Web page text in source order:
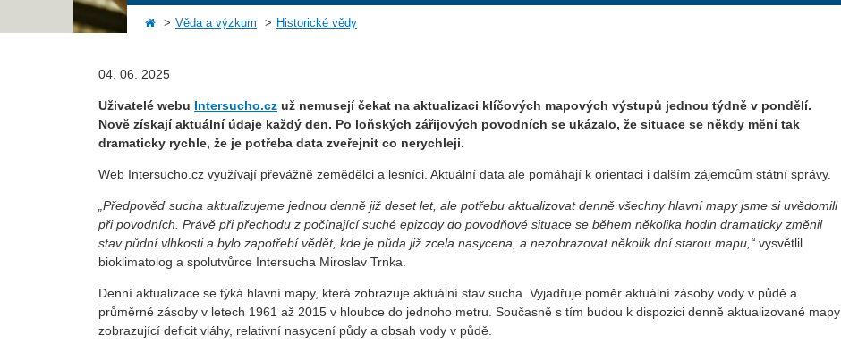
Věda a výzkum Historické vědy
04. 06. 2025
Uživatelé webu Intersucho.cz už nemusejí čekat na aktualizaci klíčových mapových výstupů jednou týdně v pondělí.
Nově získají aktuální údaje každý den. Po loňských zářijových povodních se ukázalo, že situace se někdy mění tak
dramaticky rychle, že je potřeba data zveřejnit co nerychleji.
Web Intersucho.cz využívají převážně zemědělci a lesníci. Aktuální data ale pomáhají k orientaci i dalším zájemcům státní správy.
„Předpověď sucha aktualizujeme jednou denně již deset let, ale potřebu aktualizovat denně všechny hlavní mapy jsme si uvědomili
při povodních. Právě při přechodu z počínající suché epizody do povodňové situace se během několika hodin dramaticky změnil
stav půdní vlhkosti a bylo zapotřebí vědět, kde je půda již zcela nasycena, a nezobrazovat několik dní starou mapu,“ vysvětlil
bioklimatolog a spolutvůrce Intersucha Miroslav Trnka.
Denní aktualizace se týká hlavní mapy, která zobrazuje aktuální stav sucha. Vyjadřuje poměr aktuální zásoby vody v půdě a
průměrné zásoby v letech 1961 až 2015 v hloubce do jednoho metru. Současně s tím budou k dispozici denně aktualizované mapy
zobrazující deficit vláhy, relativní nasycení půdy a obsah vody v půdě.